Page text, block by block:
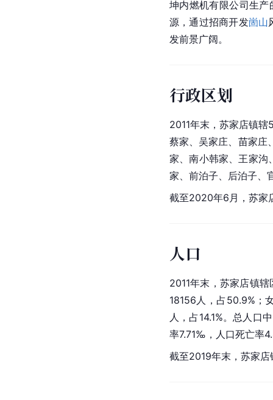
坤内燃机有限公司生产
源，通过招商开发崮山
发前景广阔。
行政区划
2011年末，苏家店镇
蔡家、吴家庄、苗家庄
家、南小韩家、王家沟
家、前泊子、后泊子、
截至2020年6月，苏家
人口
2011年末，苏家店镇
18156人，占50.9%；
人，占14.1%。总人口
率7.71‰，人口死亡率
截至2019年末，苏家店